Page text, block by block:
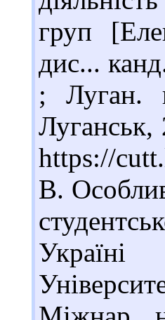
груп
дис...
; Луган.
https://
В.